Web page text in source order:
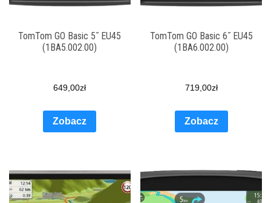
TomTom GO Basic 5˝ EU45
(1BA5.002.00)
649,00zł
Zobacz
TomTom GO Basic 6˝ EU45
(1BA6.002.00)
719,00zł
Zobacz